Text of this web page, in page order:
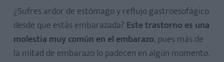
¿Sufres ardor de estómago y reflujo gastroesofágico
desde que estás embarazada? Este trastorno es una
molestia muy común en el embarazo, pues más de
la mitad de embarazo lo padecen en algún momento.